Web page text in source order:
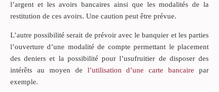
l’argent et les avoirs bancaires ainsi que les modalités de la
restitution de ces avoirs. Une caution peut être prévue.
L’autre possibilité serait de prévoir avec le banquier et les parties
l’ouverture d’une modalité de compte permettant le placement
des deniers et la possibilité pour l’usufruitier de disposer des
intérêts au moyen de l’utilisation d’une carte bancaire par
exemple.